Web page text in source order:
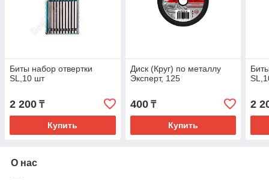
Биты набор отвертки
SL,10 шт
2 200 ₸
Купить
Диск (Круг) по металлу
Эксперт, 125
400₸
Купить
2
О нас